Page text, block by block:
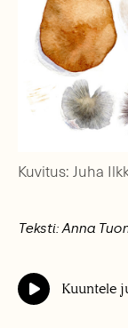
Kuvitus: Juha
Teksti: Anna
Kuuntele